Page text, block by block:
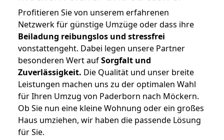
Profitieren Sie von unserem erfahrenen
Netzwerk für günstige Umzüge oder dass ihre
Beiladung reibungslos und stressfrei
vonstattengeht. Dabei legen unsere Partner
besonderen Wert aufSorgfalt und
Zuverlässigkeit. Die Qualität und unser breite
Leistungen machen uns zu der optimalen Wahl
für Ihren Umzug von Paderborn nach Möckern.
Ob Sie nun eine kleine Wohnung oder ein großes
Haus umziehen, wir haben die passende Lösung
für Sie.